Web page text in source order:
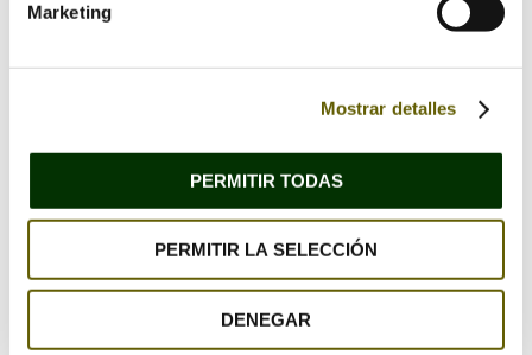
Marketing
Mostrar detalles
PERMITIR TODAS
PERMITIR LA SELECCIÓN
DENEGAR
Guarda mi nombre, correo electrónico y web en
este navegador para la próxima vez que comente.